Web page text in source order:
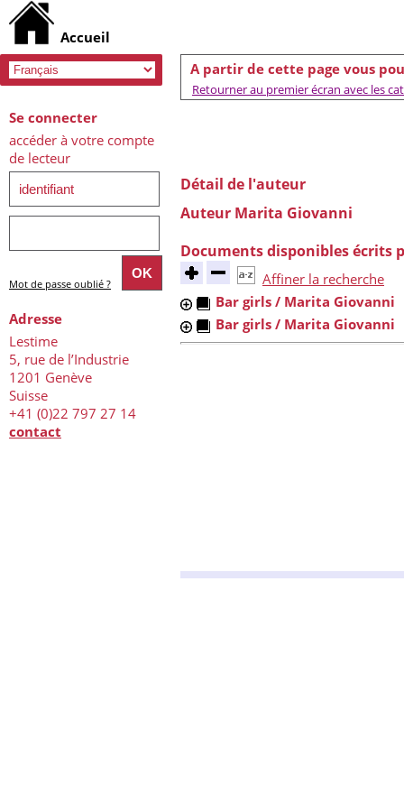
A partir de cette page vous
Retourner au premier écran avec les
Détail de l'auteur
Auteur Marita Giovanni
Documents disponibles écrits
Affiner la recherche
Bar girls / Marita Giovanni
Bar girls / Marita Giovanni
Se connecter
accéder à votre compte
de lecteur
Mot de passe oublié ?
Adresse
Lestime
5, rue de l’Industrie
1201 Genève
Suisse
+41 (0)22 797 27 14
contact